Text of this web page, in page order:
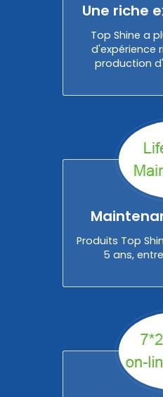
Une riche
Top Shine a
d'expérience
production
Produits Top
5 ans,